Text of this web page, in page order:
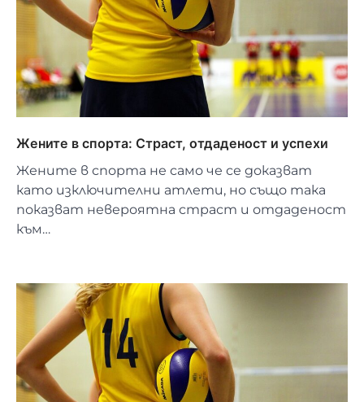
Жените в спорта: Страст, отдаденост и успехи
Жените в спорта не само че се доказват
като изключителни атлети, но също така
показват невероятна страст и отдаденост
към…